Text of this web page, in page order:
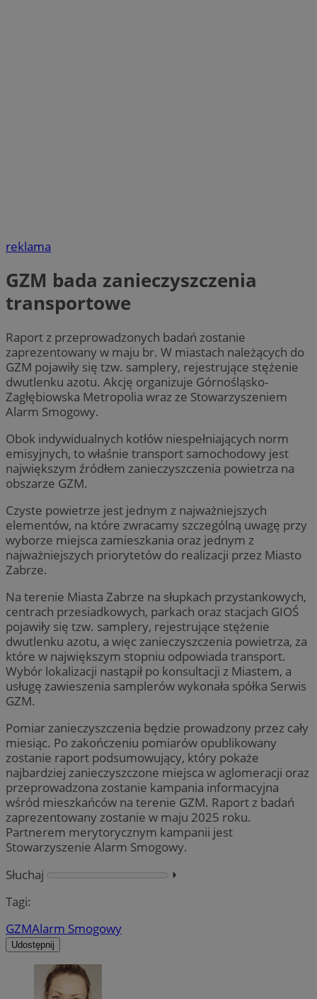
reklama
GZM bada zanieczyszczenia
transportowe
Raport z przeprowadzonych badań zostanie
zaprezentowany w maju br. W miastach należących do
GZM pojawiły się tzw. samplery, rejestrujące stężenie
dwutlenku azotu. Akcję organizuje Górnośląsko-
Zagłębiowska Metropolia wraz ze Stowarzyszeniem
Alarm Smogowy.
Obok indywidualnych kotłów niespełniających norm
emisyjnych, to właśnie transport samochodowy jest
największym źródłem zanieczyszczenia powietrza na
obszarze GZM.
Czyste powietrze jest jednym z najważniejszych
elementów, na które zwracamy szczególną uwagę przy
wyborze miejsca zamieszkania oraz jednym z
najważniejszych priorytetów do realizacji przez Miasto
Zabrze.
Na terenie Miasta Zabrze na słupkach przystankowych,
centrach przesiadkowych, parkach oraz stacjach GIOŚ
pojawiły się tzw. samplery, rejestrujące stężenie
dwutlenku azotu, a więc zanieczyszczenia powietrza, za
które w największym stopniu odpowiada transport.
Wybór lokalizacji nastąpił po konsultacji z Miastem, a
usługę zawieszenia samplerów wykonała spółka Serwis
GZM.
Pomiar zanieczyszczenia będzie prowadzony przez cały
miesiąc. Po zakończeniu pomiarów opublikowany
zostanie raport podsumowujący, który pokaże
najbardziej zanieczyszczone miejsca w aglomeracji oraz
przeprowadzona zostanie kampania informacyjna
wśród mieszkańców na terenie GZM. Raport z badań
zaprezentowany zostanie w maju 2025 roku.
Partnerem merytorycznym kampanii jest
Stowarzyszenie Alarm Smogowy.
Słuchaj
⏵︎
Tagi:
GZMAlarm Smogowy
Udostępnij